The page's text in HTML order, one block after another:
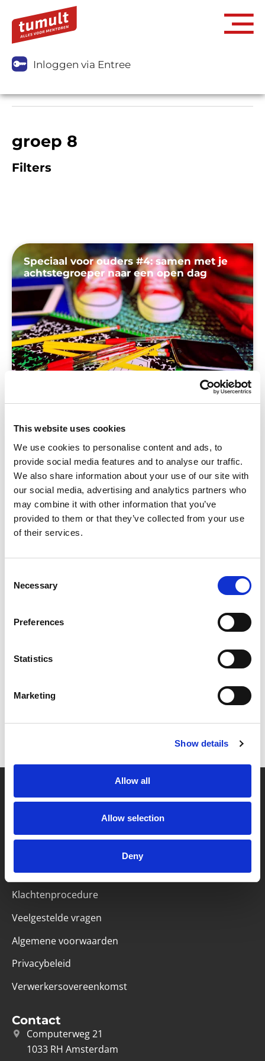
This website uses cookies
We use cookies to personalise content and ads, to
provide social media features and to analyse our traffic.
We also share information about your use of our site with
our social media, advertising and analytics partners who
may combine it with other information that you’ve
provided to them or that they’ve collected from your use
of their services.
Selection
Necessary
Preferences
Statistics
Marketing
Show details
Allow all
Allow selection
Deny
Inloggen via Entree
groep 8
Filters
Speciaal voor ouders #4: samen met je
achtstegroeper naar een open dag
Tips voor ouders hoe je samen met je kind open
dagen kan bezoeken om zo tot de beste
middelbare schoolkeuze te komen.
Partner van mentoren
Missie & visie
Klachtenprocedure
Veelgestelde vragen
Algemene voorwaarden
Privacybeleid
Verwerkersovereenkomst
Contact
Computerweg 21
1033 RH Amsterdam